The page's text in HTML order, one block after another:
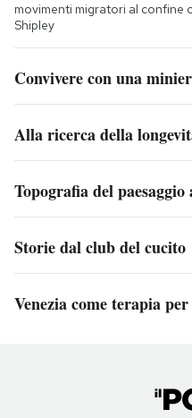
movimenti migratori al confine
Shipley
Convivere con una
Alla ricerca della
Topografia del paesaggio
Storie dal club del cucito
Venezia come terapia